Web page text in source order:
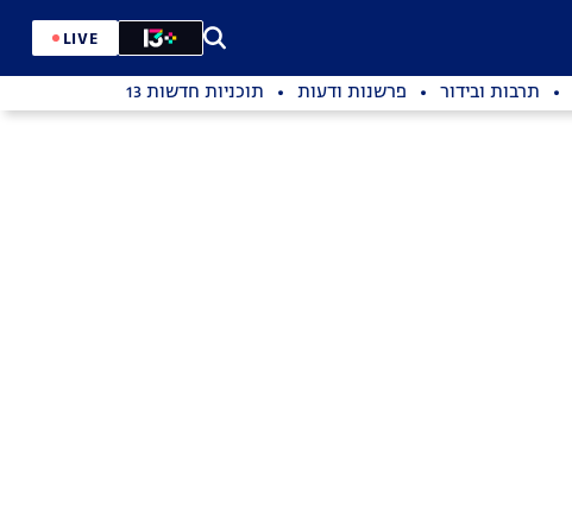
LIVE
תרבות ובידור פרשנות ודעות תוכניות חדשות 13